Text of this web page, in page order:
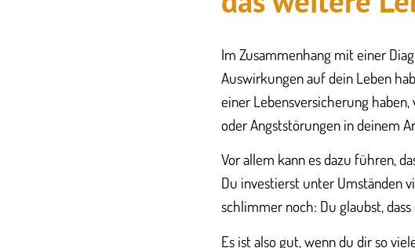
Im Zusammenhang mit einer
Auswirkungen auf dein Leben
einer Lebensversicherung
oder Angststörungen in deinem
Vor allem kann es dazu führen,
Du investierst unter Umständen
schlimmer noch: Du glaubst,
Es ist also gut, wenn du dir so